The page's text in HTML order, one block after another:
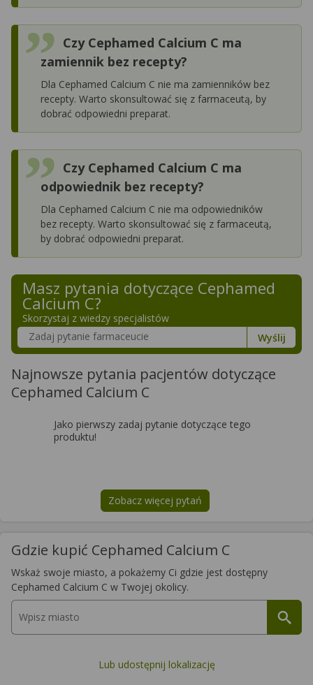
Czy Cephamed Calcium C ma
zamiennik bez recepty?
Dla Cephamed Calcium C nie ma zamienników bez
recepty. Warto skonsultować się z farmaceutą, by
dobrać odpowiedni preparat.
Czy Cephamed Calcium C ma
odpowiednik bez recepty?
Dla Cephamed Calcium C nie ma odpowiedników
bez recepty. Warto skonsultować się z farmaceutą,
by dobrać odpowiedni preparat.
Masz pytania dotyczące Cephamed
Calcium C?
Skorzystaj z wiedzy specjalistów
Szukaj w poradnikach o zdrowiu
Wyślij
Najnowsze pytania pacjentów dotyczące
Cephamed Calcium C
Jako pierwszy zadaj pytanie dotyczące tego
produktu!
Zobacz więcej pytań
na tematCephamed Calcium C
Gdzie kupić Cephamed Calcium C
Wskaż swoje miasto, a pokażemy Ci gdzie jest dostępny
Cephamed Calcium C w Twojej okolicy.
Lub udostępnij lokalizację